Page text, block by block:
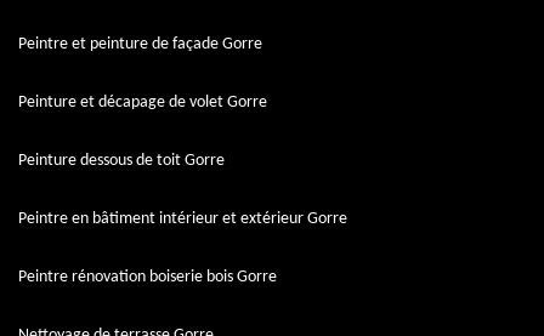
Peintre et peinture de façade Gorre
Peinture et décapage de volet Gorre
Peinture dessous de toit Gorre
Peintre en bâtiment intérieur et extérieur Gorre
Peintre rénovation boiserie bois Gorre